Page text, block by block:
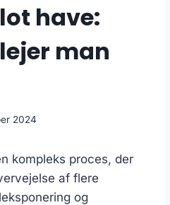
have:
man
2024
kompleks proces, der
af flere
og